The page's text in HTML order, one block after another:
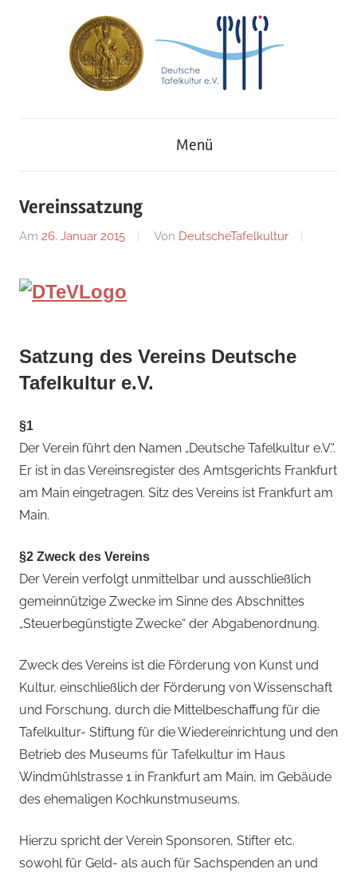
e.V.
Tafelkultur
Menü
Vereinssatzung
Am 26. Januar 2015 Von DeutscheTafelkultur
Satzung des Vereins Deutsche
Tafelkultur e.V.
§1
Der Verein führt den Namen „Deutsche Tafelkultur e.V.“.
Er ist in das Vereinsregister des Amtsgerichts Frankfurt
am Main eingetragen. Sitz des Vereins ist Frankfurt am
Main.
§2 Zweck des Vereins
Der Verein verfolgt unmittelbar und ausschließlich
gemeinnützige Zwecke im Sinne des Abschnittes
„Steuerbegünstigte Zwecke“ der Abgabenordnung.
Zweck des Vereins ist die Förderung von Kunst und
Kultur, einschließlich der Förderung von Wissenschaft
und Forschung, durch die Mittelbeschaffung für die
Tafelkultur- Stiftung für die Wiedereinrichtung und den
Betrieb des Museums für Tafelkultur im Haus
Windmühlstrasse 1 in Frankfurt am Main, im Gebäude
des ehemaligen Kochkunstmuseums.
Hierzu spricht der Verein Sponsoren, Stifter etc.
sowohl für Geld- als auch für Sachspenden an und